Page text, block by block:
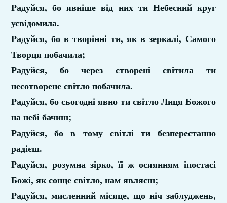
Радуйся, бо явніше від них ти Небесний круг
усвідомила.
Радуйся, бо в творінні ти, як в зеркалі, Самого
Творця побачила;
Радуйся, бо через створені світила ти
несотворене світло побачила.
Радуйся, бо сьогодні явно ти світло Лиця Божого
на небі бачиш;
Радуйся, бо в тому світлі ти безперестанно
радієш.
Радуйся, розумна зірко, її ж осяянням іпостасі
Божі, як сонце світло, нам являєш;
Радуйся, мисленний місяце, що ніч заблуджень,